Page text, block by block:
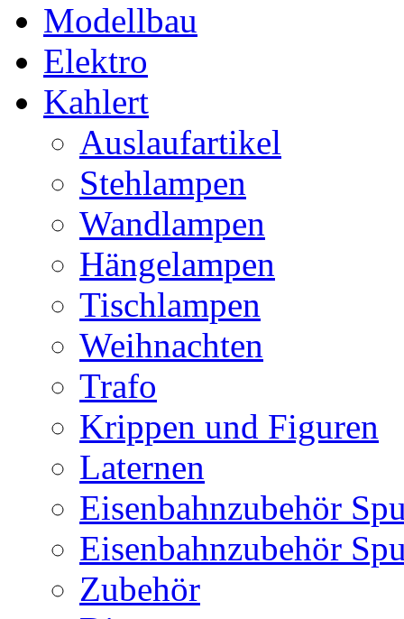
Modellbau
Elektro
Kahlert
Auslaufartikel
Stehlampen
Wandlampen
Hängelampen
Tischlampen
Weihnachten
Trafo
Krippen und Figuren
Laternen
Eisenbahnzubehör
Eisenbahnzubehör
Zubehör